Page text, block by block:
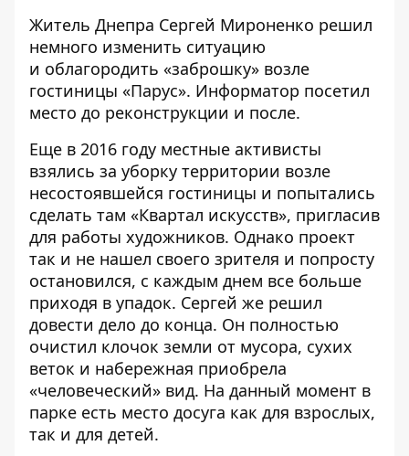
Житель Днепра Сергей Мироненко решил
немного изменить ситуацию
и облагородить «заброшку» возле
гостиницы «Парус». Информатор посетил
место до реконструкции и после.
Еще в 2016 году местные активисты
взялись за уборку территории возле
несостоявшейся гостиницы и попытались
сделать там «Квартал искусств», пригласив
для работы художников. Однако проект
так и не нашел своего зрителя и попросту
остановился, с каждым днем все больше
приходя в упадок. Сергей же решил
довести дело до конца. Он полностью
очистил клочок земли от мусора, сухих
веток и набережная приобрела
«человеческий» вид. На данный момент в
парке есть место досуга как для взрослых,
так и для детей.